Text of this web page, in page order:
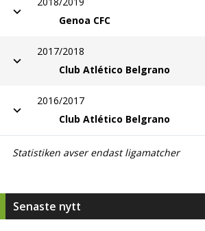
Genoa CFC
2017/2018
Club Atlético Belgrano
2016/2017
Club Atlético Belgrano
Statistiken avser endast ligamatcher
Senaste nytt